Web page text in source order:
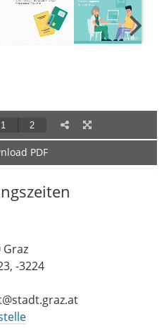
PDF
Graz
-3224